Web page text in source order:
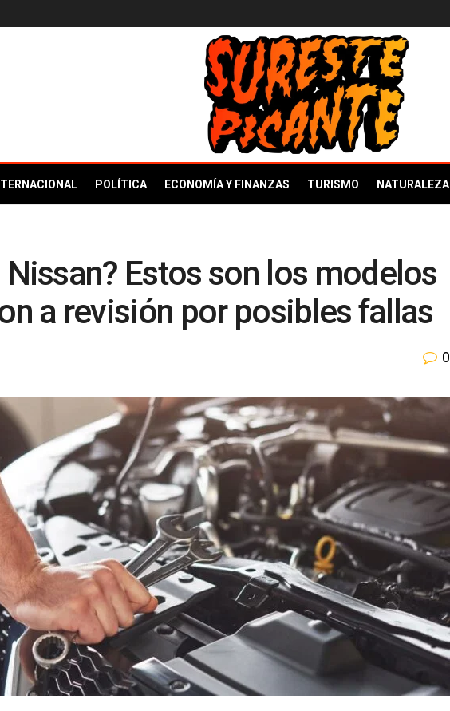
POLÍTICA ECONOMÍA Y FINANZAS TURISMO NATURALEZA
Nissan? Estos son los modelos
a revisión por posibles fallas
0